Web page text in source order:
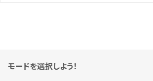
モードを選択しよう！